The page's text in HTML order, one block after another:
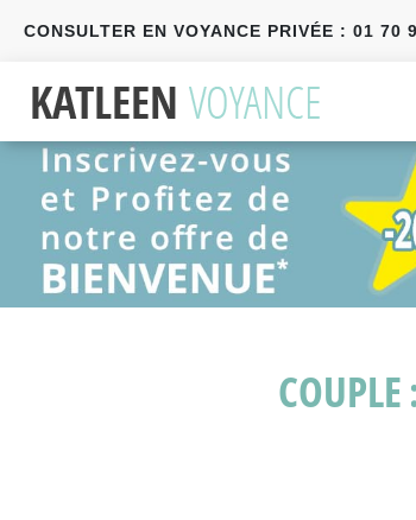
CONSULTER EN VOYANCE PRIVÉE : 01 70